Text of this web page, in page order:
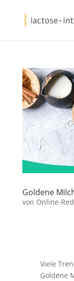
Goldene
von Online-
Viele
Goldene